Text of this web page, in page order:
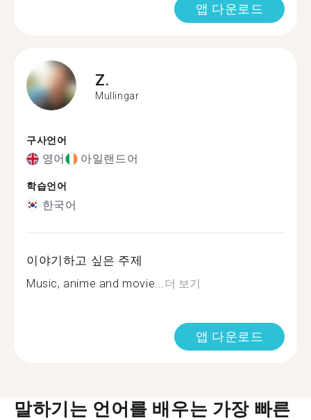
앱 다운로드
Z.
Mullingar
구사언어
영어 아일랜드어
학습언어
한국어
이야기하고 싶은 주제
Music, anime and movie... 더 보기
앱 다운로드
말하기는 언어를 배우는 가장 빠른